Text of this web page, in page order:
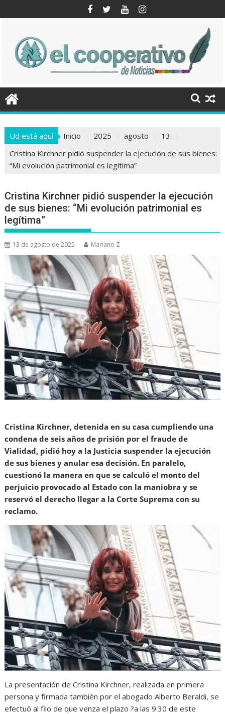
al
Ud está aquí Inicio 2025 agosto
13
Cristina Kirchner pidió suspender la ejecución de sus bienes:
“Mi evolución patrimonial es legítima”
Cristina Kirchner pidió suspender la ejecución
de sus bienes: “Mi evolución patrimonial es
legítima”
13 de agosto de 2025 Mariano Z
Cristina Kirchner, detenida en su casa cumpliendo una
condena de seis años de prisión por el fraude de
Vialidad, pidió hoy a la Justicia suspender la ejecución
de sus bienes y anular esa decisión. En paralelo,
cuestionó la manera en que se calculó el monto del
perjuicio provocado al Estado con la maniobra y se
reservó el derecho llegar a la Corte Suprema con su
reclamo.
La presentación de Cristina Kirchner, realizada en primera
persona y firmada también por el abogado Alberto Beraldi, se
efectuó al filo de que venza el plazo ?a las 9.30 de este